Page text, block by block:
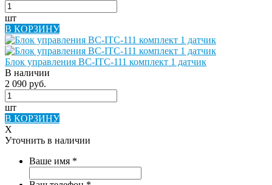
шт
В КОРЗИНУ
Блок управления BC-ITC-111 комплект 1 датчик
В наличии
2 090 руб.
шт
В КОРЗИНУ
X
Уточнить в наличии
Ваше имя *